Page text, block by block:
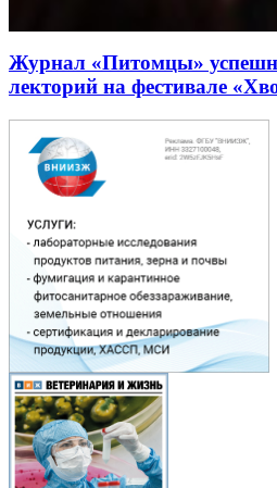
Журнал «Питомцы»
лекторий на фестивале